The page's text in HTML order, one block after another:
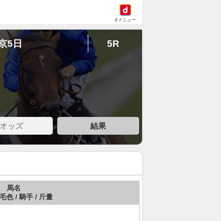
dメニュー
5日 5R
オッズ 結果
馬名
色 / 騎手 / 斤量